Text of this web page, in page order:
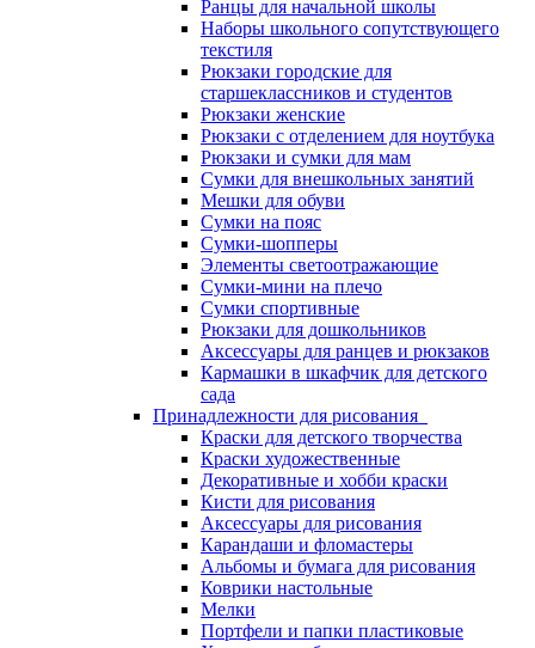
Ранцы для начальной школы
Наборы школьного сопутствующего
текстиля
Рюкзаки городские для
старшеклассников и студентов
Рюкзаки женские
Рюкзаки с отделением для ноутбука
Рюкзаки и сумки для мам
Сумки для внешкольных занятий
Мешки для обуви
Сумки на пояс
Сумки-шопперы
Элементы светоотражающие
Сумки-мини на плечо
Сумки спортивные
Рюкзаки для дошкольников
Аксессуары для ранцев и рюкзаков
Кармашки в шкафчик для детского
сада
Принадлежности для рисования
Краски для детского творчества
Краски художественные
Декоративные и хобби краски
Кисти для рисования
Аксессуары для рисования
Карандаши и фломастеры
Альбомы и бумага для рисования
Коврики настольные
Мелки
Портфели и папки пластиковые